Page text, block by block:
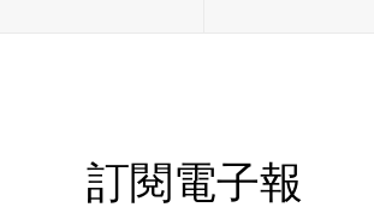
訂閱電子報